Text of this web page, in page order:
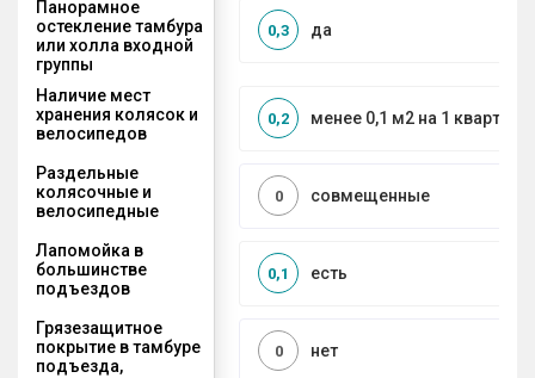
Панорамное
остекление тамбура
или холла входной
группы
да
0,3
Наличие мест
хранения колясок и
велосипедов
менее 0,1 м2 на 1 квартиру
0,2
Раздельные
колясочные и
велосипедные
совмещенные
0
Лапомойка в
большинстве
подъездов
есть
0,1
Грязезащитное
покрытие в тамбуре
подъезда,
нет
0